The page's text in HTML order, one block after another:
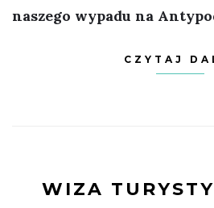
naszego wypadu na
CZYTAJ
WIZA